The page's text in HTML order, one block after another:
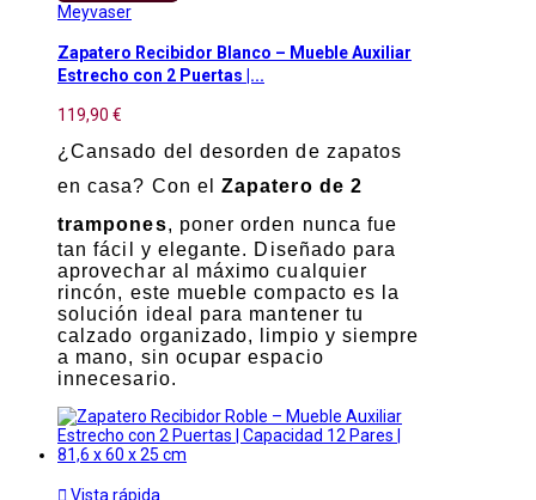
Meyvaser
Zapatero Recibidor Blanco – Mueble Auxiliar
Estrecho con 2 Puertas |...
119,90 €
¿Cansado del desorden de zapatos
en casa? Con elZapatero de 2
trampones, poner orden nunca fue
tan fácil y elegante. Diseñado para
aprovechar al máximo cualquier
rincón, este mueble compacto es la
solución ideal para mantener tu
calzado organizado, limpio y siempre
a mano, sin ocupar espacio
innecesario.
 Vista rápida